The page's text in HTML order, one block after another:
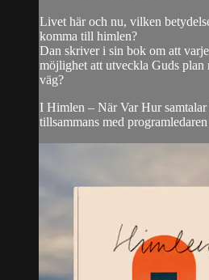
Livet här och nu, vilken
komma till himlen?
Dan skriver i sin bok om att
möjlighet att utveckla Guds
väg?
I Himlen – När Var Hur samtalar
tillsammans med programledaren